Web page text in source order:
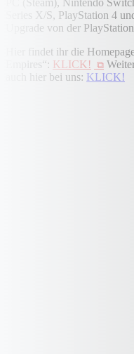
PC (Steam), Nintendo
Series X/S, PlayStation 4
Upgrade von der
Hier findet ihr die
Empires“: KLICK!
auch hier bei uns: KLICK!